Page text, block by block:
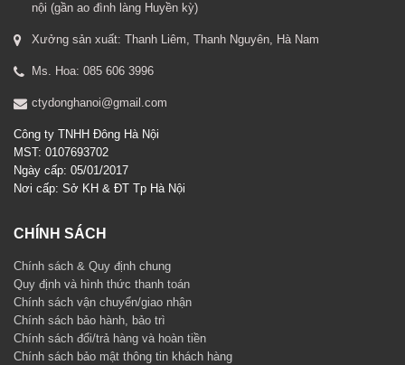
nội (gần ao đình làng Huyền kỳ)
Xưởng sản xuất: Thanh Liêm, Thanh Nguyên, Hà Nam
Ms. Hoa: 085 606 3996
ctydonghanoi@gmail.com
Công ty TNHH Đông Hà Nội
MST: 0107693702
Ngày cấp: 05/01/2017
Nơi cấp: Sở KH & ĐT Tp Hà Nội
CHÍNH SÁCH
Chính sách & Quy định chung
Quy định và hình thức thanh toán
Chính sách vận chuyển/giao nhận
Chính sách bảo hành, bảo trì
Chính sách đổi/trả hàng và hoàn tiền
Chính sách bảo mật thông tin khách hàng